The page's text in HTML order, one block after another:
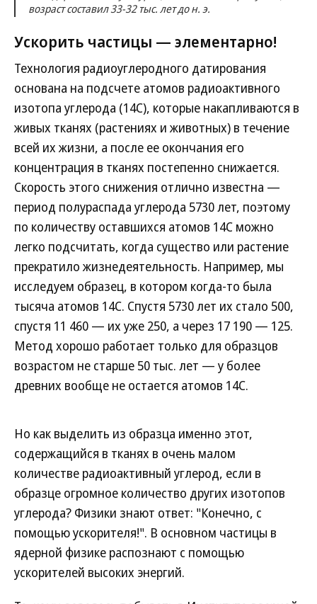
возраст составил 33-32 тыс. лет до н. э.
Ускорить частицы — элементарно!
Технология радиоуглеродного датирования
основана на подсчете атомов радиоактивного
изотопа углерода (14С), которые накапливаются в
живых тканях (растениях и животных) в течение
всей их жизни, а после ее окончания его
концентрация в тканях постепенно снижается.
Скорость этого снижения отлично известна —
период полураспада углерода 5730 лет, поэтому
по количеству оставшихся атомов 14С можно
легко подсчитать, когда существо или растение
прекратило жизнедеятельность. Например, мы
исследуем образец, в котором когда-то была
тысяча атомов 14С. Спустя 5730 лет их стало 500,
спустя 11 460 — их уже 250, а через 17 190 — 125.
Метод хорошо работает только для образцов
возрастом не старше 50 тыс. лет — у более
древних вообще не остается атомов 14С.
Но как выделить из образца именно этот,
содержащийся в тканях в очень малом
количестве радиоактивный углерод, если в
образце огромное количество других изотопов
углерода? Физики знают ответ: "Конечно, с
помощью ускорителя!". В основном частицы в
ядерной физике распознают с помощью
ускорителей высоких энергий.